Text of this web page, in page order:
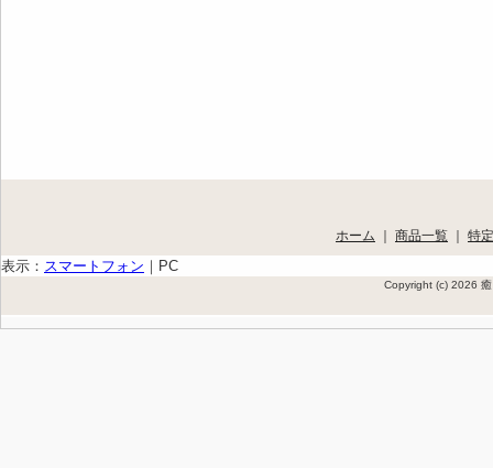
ホーム ｜ 商品一覧 ｜ 特
表示： スマートフォン ｜ PC
Copyright (c) 2026